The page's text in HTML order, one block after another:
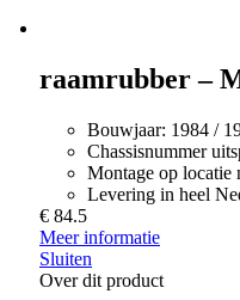
raamrubber –
Bouwjaar: 1984 /
Chassisnummer
Montage op locatie
Levering in heel
€ 84.5
Meer informatie
Sluiten
Over dit product